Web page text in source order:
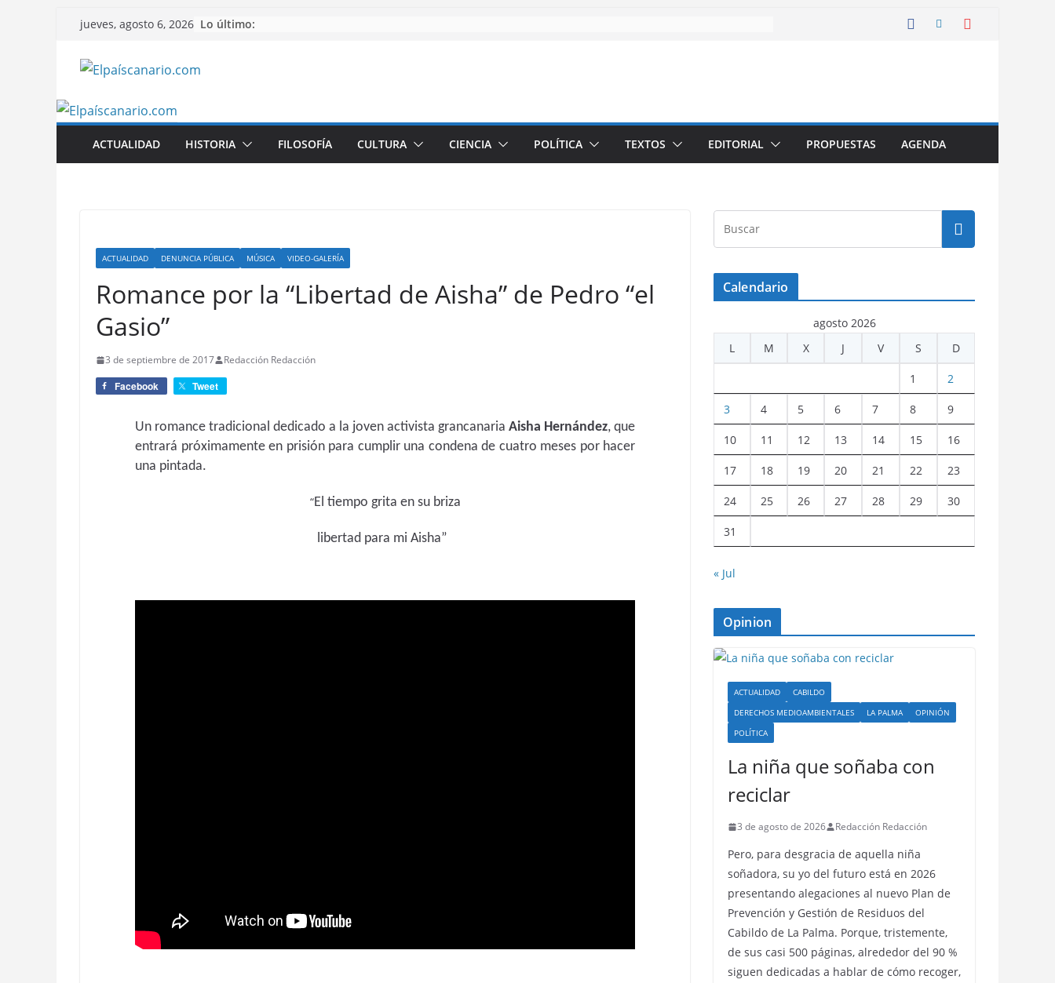
Saltar
contenido
jueves, agosto 6, 2026 Lo último:
ACTUALIDAD HISTORIA FILOSOFÍA CULTURA CIENCIA POLÍTICA TEXTOS EDITORIAL PROPUESTAS AGENDA
ACTUALIDAD DENUNCIA PÚBLICA MÚSICA VIDEO-GALERÍA
Romance por la “Libertad de Aisha” de Pedro “el
Gasio”
3 de septiembre de 2017 Redacción Redacción
Facebook Tweet
Un romance tradicional dedicado a la joven activista grancanaria Aisha Hernández, que
entrará próximamente en prisión para cumplir una condena de cuatro meses por hacer
una pintada.
“El tiempo grita en su briza
libertad para mi Aisha”
Calendario
agosto 2026
L
M X J V S D
1 2
3 4 5 6 7 8 9
10 11 12 13 14 15 16
17 18 19 20 21 22 23
24 25 26 27 28 29 30
31
« Jul
Opinion
ACTUALIDAD
CABILDO
DERECHOS MEDIOAMBIENTALES
LA PALMA
OPINIÓN
POLÍTICA
La niña que soñaba con
reciclar
3 de agosto de 2026 Redacción Redacción
Pero, para desgracia de aquella niña
soñadora, su yo del futuro está en 2026
presentando alegaciones al nuevo Plan de
Prevención y Gestión de Residuos del
Cabildo de La Palma. Porque, tristemente,
de sus casi 500 páginas, alrededor del 90 %
siguen dedicadas a hablar de cómo recoger,